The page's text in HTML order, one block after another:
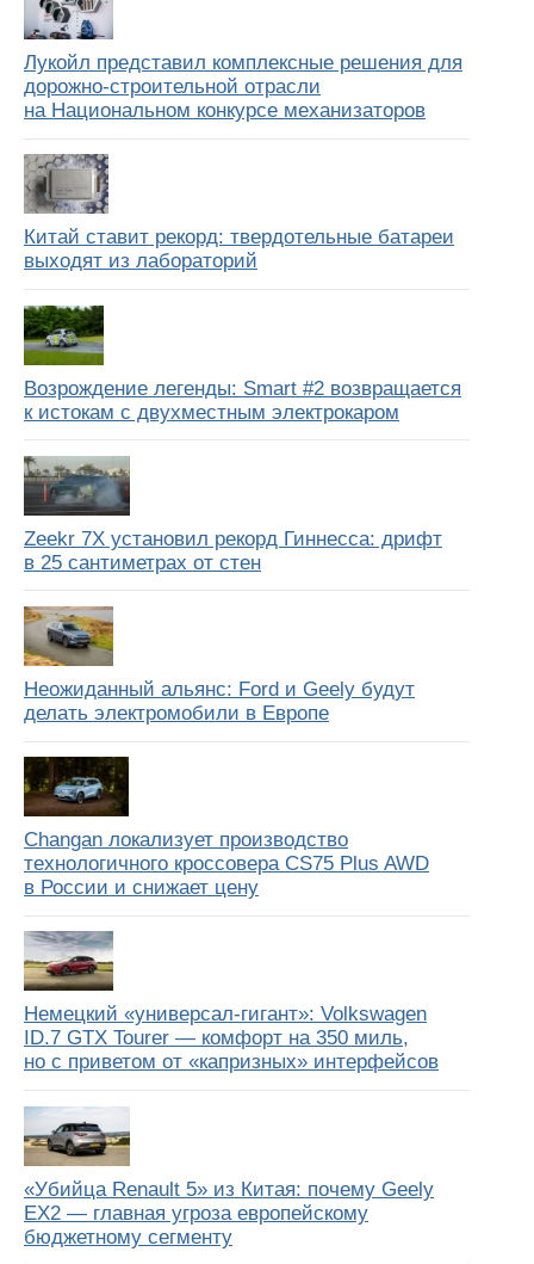
Лукойл представил комплексные решения для
дорожно-строительной отрасли
на Национальном конкурсе механизаторов
Китай ставит рекорд: твердотельные батареи
выходят из лабораторий
Возрождение легенды: Smart #2 возвращается
к истокам с двухместным электрокаром
Zeekr 7X установил рекорд Гиннесса: дрифт
в 25 сантиметрах от стен
Неожиданный альянс: Ford и Geely будут
делать электромобили в Европе
Changan локализует производство
технологичного кроссовера CS75 Plus AWD
в России и снижает цену
Немецкий «универсал-гигант»: Volkswagen
ID.7 GTX Tourer — комфорт на 350 миль,
но с приветом от «капризных» интерфейсов
«Убийца Renault 5» из Китая: почему Geely
EX2 — главная угроза европейскому
бюджетному сегменту